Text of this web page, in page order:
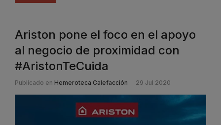
Ariston pone el foco en el apoyo
al negocio de proximidad con
#AristonTeCuida
Publicado en Hemeroteca Calefacción 29 Jul 2020